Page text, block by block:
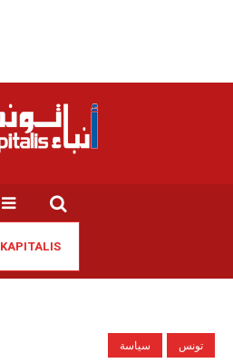
KAPITALIS
تونس سياسة